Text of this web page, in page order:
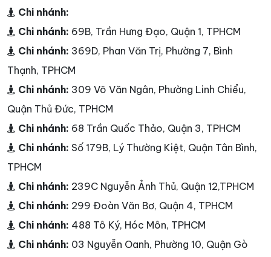
Chi nhánh:
Chi nhánh: 69B, Trần Hưng Đạo, Quận 1, TPHCM
Chi nhánh: 369D, Phan Văn Trị, Phường 7, Bình
Thạnh, TPHCM
Chi nhánh: 309 Võ Văn Ngân, Phường Linh Chiểu,
Quận Thủ Đức, TPHCM
Chi nhánh: 68 Trần Quốc Thảo, Quận 3, TPHCM
Chi nhánh: Số 179B, Lý Thường Kiệt, Quận Tân Bình,
TPHCM
Chi nhánh: 239C Nguyễn Ảnh Thủ, Quận 12,TPHCM
Chi nhánh: 299 Đoàn Văn Bơ, Quận 4, TPHCM
Chi nhánh: 488 Tô Ký, Hóc Môn, TPHCM
Chi nhánh: 03 Nguyễn Oanh, Phường 10, Quận Gò